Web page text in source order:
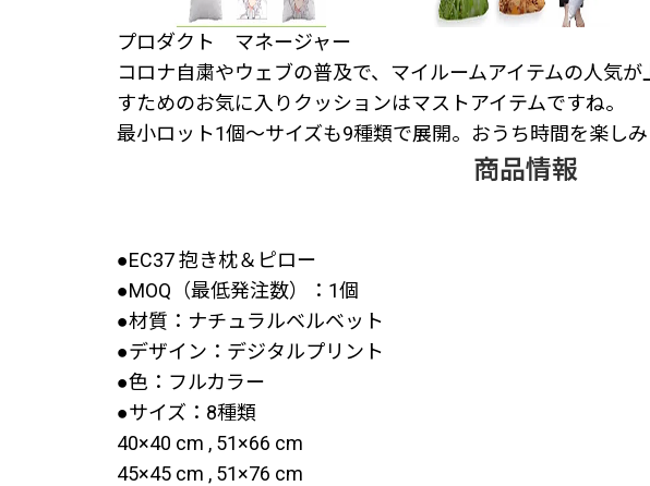
プロダクト マネージャー
コロナ自粛やウェブの普及で、マイルームアイテムの人気
すためのお気に入りクッションはマストアイテムですね。
最小ロット1個～サイズも9種類で展開。おうち時間を楽しみ
商品情報
●EC37 抱き枕＆ピロー
●MOQ（最低発注数）：1個
●材質：ナチュラルベルベット
●デザイン：デジタルプリント
●色：フルカラー
●サイズ：8種類
40×40 cm , 51×66 cm
45×45 cm , 51×76 cm